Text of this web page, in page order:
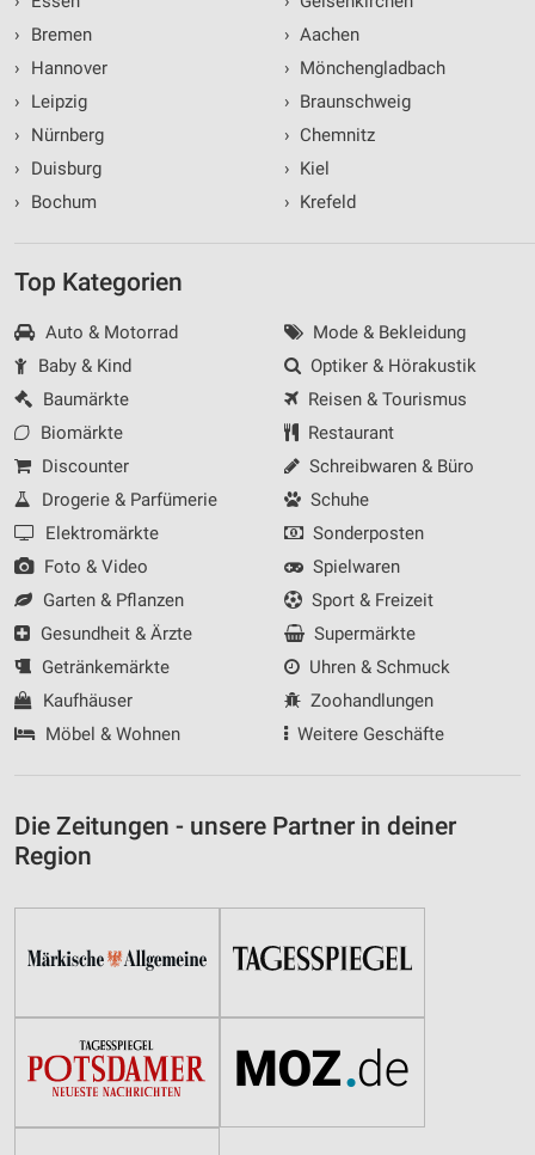
›
Bremen
›
Hannover
›
Leipzig
›
Nürnberg
›
Duisburg
›
Bochum
› Aachen
› Mönchengladbach
› Braunschweig
› Chemnitz
› Kiel
› Krefeld
Top Kategorien
Auto & Motorrad
Baby & Kind
Baumärkte
Biomärkte
Discounter
Drogerie & Parfümerie
Elektromärkte
Foto & Video
Garten & Pflanzen
Gesundheit & Ärzte
Getränkemärkte
Kaufhäuser
Möbel & Wohnen
Mode & Bekleidung
Optiker & Hörakustik
Reisen & Tourismus
Restaurant
Schreibwaren & Büro
Schuhe
Sonderposten
Spielwaren
Sport & Freizeit
Supermärkte
Uhren & Schmuck
Zoohandlungen
Weitere Geschäfte
Die Zeitungen - unsere Partner in deiner
Region